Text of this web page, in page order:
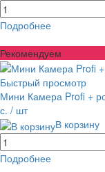
Подробнее
Рекомендуем
Быстрый просмотр
Мини Камера Profi +
с. / шт
В корзину
Подробнее